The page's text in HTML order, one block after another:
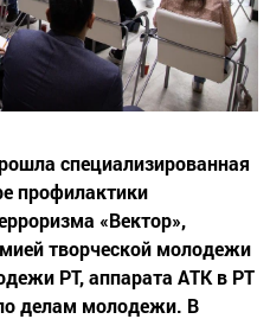
специализированная
профилактики
«Вектор»,
творческой молодежи
РТ, аппарата АТК в РТ
делам молодежи. В